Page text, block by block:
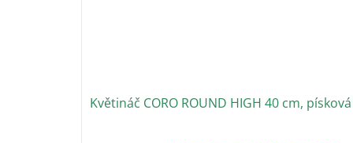
Květináč CORO ROUND HIGH 40 cm, písková